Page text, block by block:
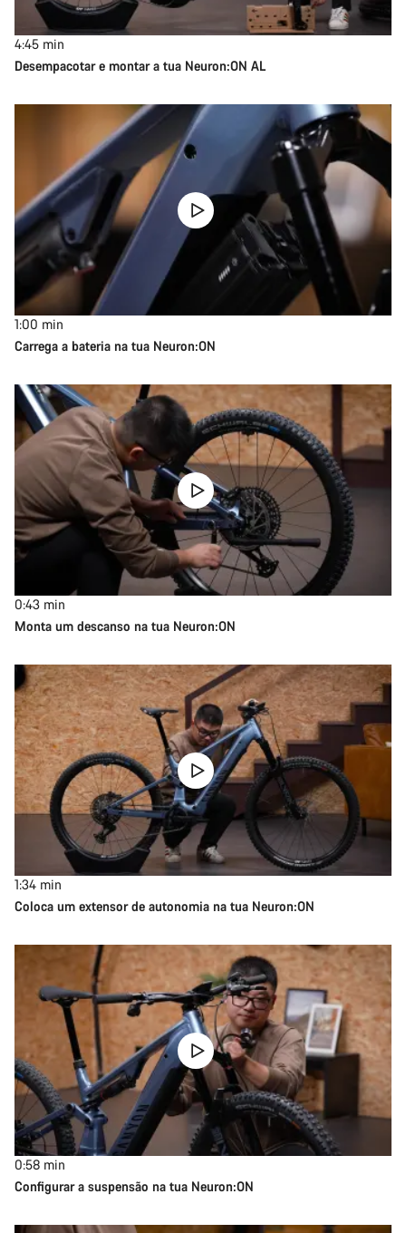
4:45 min
Desempacotar e montar a tua Neuron:ON AL
1:00 min
Carrega a bateria na tua Neuron:ON
0:43 min
Monta um descanso na tua Neuron:ON
1:34 min
Coloca um extensor de autonomia na tua Neuron:ON
0:58 min
Configurar a suspensão na tua Neuron:ON